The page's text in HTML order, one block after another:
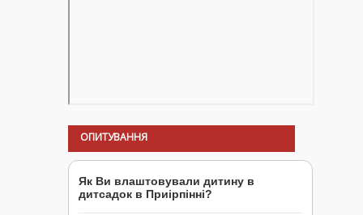
ОПИТУВАННЯ
Як Ви влаштовували дитину в
дитсадок в Приірпінні?